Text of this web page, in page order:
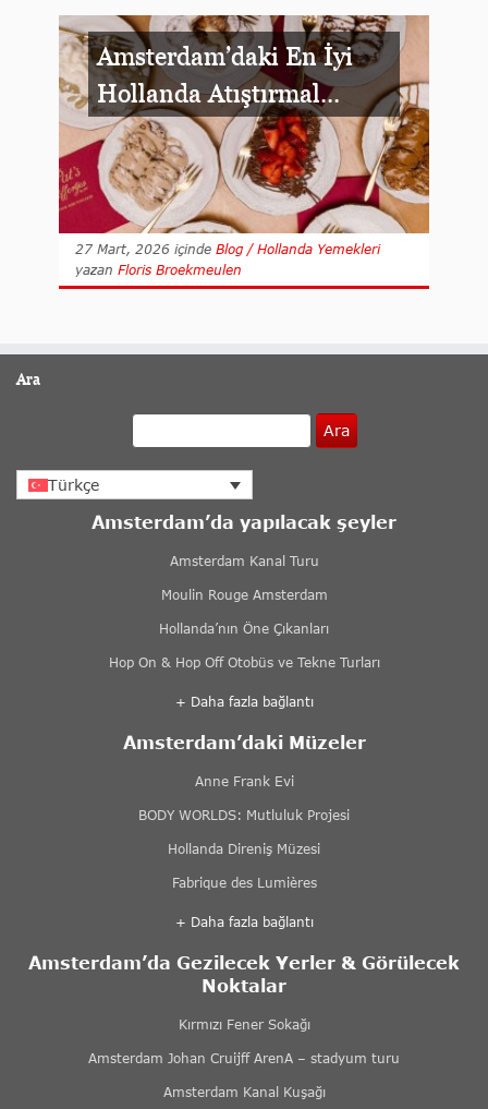
Amsterdam’daki En İyi
Hollanda Atıştırmal...
27 Mart, 2026 içinde Blog / Hollanda Yemekleri
yazan Floris Broekmeulen
Ara
Ara
Türkçe
Amsterdam’da yapılacak şeyler
Amsterdam Kanal Turu
Moulin Rouge Amsterdam
Hollanda’nın Öne Çıkanları
Hop On & Hop Off Otobüs ve Tekne Turları
+ Daha fazla bağlantı
Amsterdam’daki Müzeler
Anne Frank Evi
BODY WORLDS: Mutluluk Projesi
Hollanda Direniş Müzesi
Fabrique des Lumières
+ Daha fazla bağlantı
Amsterdam’da Gezilecek Yerler & Görülecek
Noktalar
Kırmızı Fener Sokağı
Amsterdam Johan Cruijff ArenA – stadyum turu
Amsterdam Kanal Kuşağı